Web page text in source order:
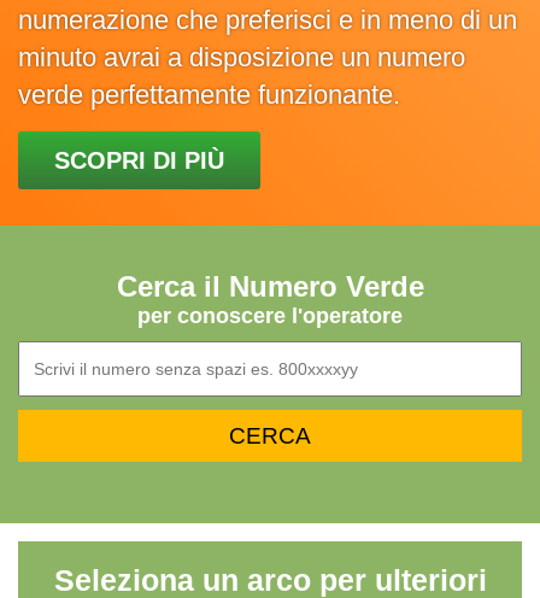
numerazione che preferisci e in meno di un
minuto avrai a disposizione un numero
verde perfettamente funzionante.
SCOPRI DI PIÙ
Cerca il Numero Verde
per conoscere l'operatore
Seleziona un arco per ulteriori